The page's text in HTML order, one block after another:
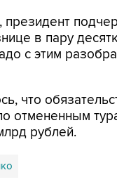
с этим
что
рублей.